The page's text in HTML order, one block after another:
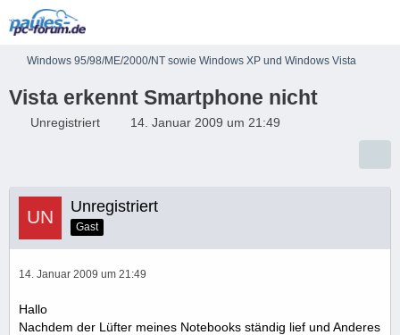
Windows 95/98/ME/2000/NT sowie Windows XP und Windows Vista
Vista erkennt Smartphone nicht
Unregistriert 14. Januar 2009 um 21:49
Unregistriert
Gast
14. Januar 2009 um 21:49
Hallo
Nachdem der Lüfter meines Notebooks ständig lief und Anderes